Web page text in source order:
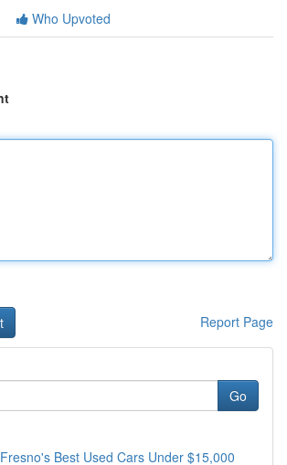
Who Upvoted
Report Page
Go
Best Used Cars Under $15,000